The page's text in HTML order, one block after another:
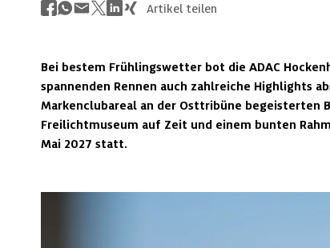
Artikel teilen
Bei bestem Frühlingswetter bot die ADAC
spannenden Rennen auch zahlreiche Highlights
Markenclubareal an der Osttribüne begeisterten
Freilichtmuseum auf Zeit und einem bunten
Mai 2027 statt.